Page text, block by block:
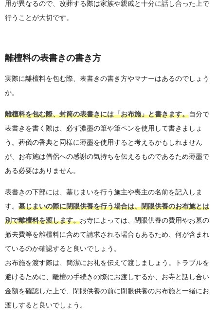
用が異なるので、改葬する際は家族や親戚と十分に話し合った上で
行うことが大切です。
離檀料の表書きの書き方
実際に離檀料を包む際、表書きの書き方やマナーはあるのでしょう
か。
離檀料を包む際、封筒の表書きには「お布施」と書きます。自分で
表書きを書く際は、必ず濃墨の筆や筆ペンを使用して書きましょ
う。葬儀の香典と同様に薄墨を使用すると考えるかもしれません
が、お布施は僧侶への感謝の気持ちを伝えるものであるため薄墨で
ある必要はありません。
表書きの下部には、墓じまいを行う施主や喪主の名前を記入しま
す。 墓じまいの際に閉眼供養を行う場合は、閉眼供養のお布施とは
別で離檀料を渡します。お寺によっては、閉眼供養の費用やお墓の
撤去費等を離檀料に含めて請求される場合もあるため、何が含まれ
ているのか確認すると良いでしょう。
お布施を渡す際は、簡潔にお礼を伝えて渡しましょう。トラブルを
避けるために、離檀の手続きの際にお渡しするか、お寺と話し合い
金額を確認した上で、閉眼供養の前に閉眼供養のお布施と一緒にお
渡しすると良いでしょう。